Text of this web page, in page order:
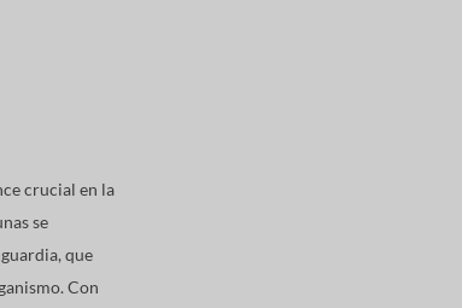
crucial en la
se
que
Con